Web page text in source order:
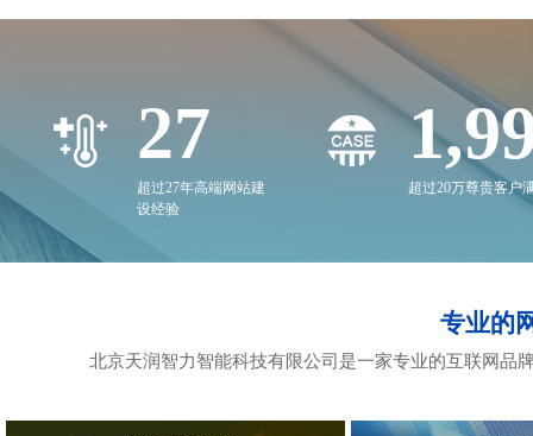
27
超过27年高端网站建
设经验
超过20万尊贵客户
专业的
北京天润智力智能科技有限公司是一家专业的互联网品